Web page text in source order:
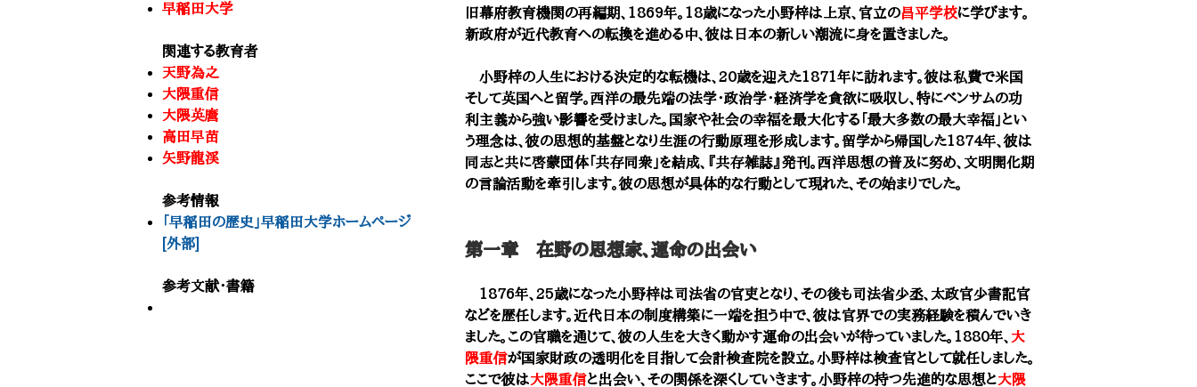
早稲田大学
関連する教育者
天野為之
大隈重信
大隈英麿
高田早苗
矢野龍渓
参考情報
「早稲田の歴史」早稲田大学ホームページ
[外部]
参考文献・書籍
旧幕府教育機関の再編期、1869年。18歳になった小野梓は上京、官立の昌平学校に学びます。
新政府が近代教育への転換を進める中、彼は日本の新しい潮流に身を置きました。
小野梓の人生における決定的な転機は、20歳を迎えた1871年に訪れます。彼は私費で米国
そして英国へと留学。西洋の最先端の法学・政治学・経済学を貪欲に吸収し、特にベンサムの功
利主義から強い影響を受けました。国家や社会の幸福を最大化する「最大多数の最大幸福」とい
う理念は、彼の思想的基盤となり生涯の行動原理を形成します。留学から帰国した1874年、彼は
同志と共に啓蒙団体「共存同衆」を結成、『共存雑誌』発刊。西洋思想の普及に努め、文明開化期
の言論活動を牽引します。彼の思想が具体的な行動として現れた、その始まりでした。
第一章 在野の思想家、運命の出会い
1876年、25歳になった小野梓は司法省の官吏となり、その後も司法省少丞、太政官少書記官
などを歴任します。近代日本の制度構築に一端を担う中で、彼は官界での実務経験を積んでいき
ました。この官職を通じて、彼の人生を大きく動かす運命の出会いが待っていました。1880年、 大
隈重信が国家財政の透明化を目指して会計検査院を設立。小野梓は検査官として就任しました。
ここで彼は大隈重信と出会い、その関係を深くしていきます。小野梓の持つ先進的な思想と大隈